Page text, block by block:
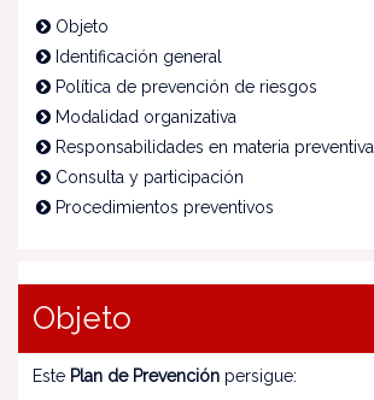
Objeto
Identificación general
Política de prevención de riesgos
Modalidad organizativa
Responsabilidades en materia preventiva
Consulta y participación
Procedimientos preventivos
Objeto
Este Plan de Prevención persigue: